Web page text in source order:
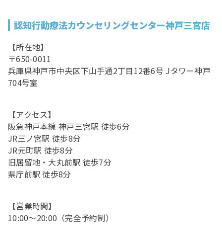
認知行動療法カウンセリングセンター神戸三宮店
【所在地】
〒650-0011
兵庫県神戸市中央区下山手通2丁目12番6号 Jタワー神戸
704号室
【アクセス】
阪急神戸本線 神戸三宮駅 徒歩6分
JR三ノ宮駅 徒歩8分
JR元町駅 徒歩8分
旧居留地・大丸前駅 徒歩7分
県庁前駅 徒歩8分
【営業時間】
10:00～20:00（完全予約制）